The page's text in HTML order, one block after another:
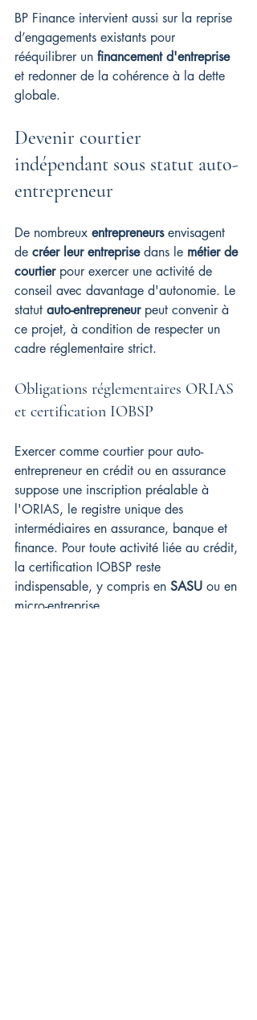
BP Finance intervient aussi sur la reprise
d’engagements existants pour
rééquilibrer un financement d'entreprise
et redonner de la cohérence à la dette
globale.
Devenir courtier
indépendant sous statut auto-
entrepreneur
De nombreux entrepreneurs envisagent
de créer leur entreprise dans le métier de
courtier pour exercer une activité de
conseil avec davantage d'autonomie. Le
statut auto-entrepreneur peut convenir à
ce projet, à condition de respecter un
cadre réglementaire strict.
Obligations réglementaires ORIAS
et certification IOBSP
Exercer comme courtier pour auto-
entrepreneur en crédit ou en assurance
suppose une inscription préalable à
l'ORIAS, le registre unique des
intermédiaires en assurance, banque et
finance. Pour toute activité liée au crédit,
la certification IOBSP reste
indispensable, y compris en SASU ou en
micro-entreprise.